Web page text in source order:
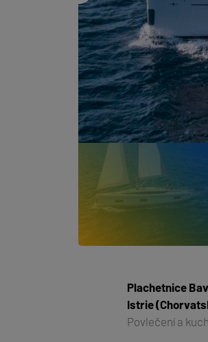
Plachetnice
Istrie
Povlečení a